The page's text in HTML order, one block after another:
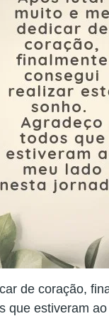
de coração,
que estiveram